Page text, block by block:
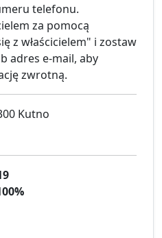
telefonu.
za pomocą
z właścicielem" i zostaw
adres e-mail, aby
zwrotną.
Kutno